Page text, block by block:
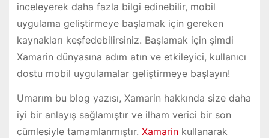
inceleyerek daha fazla bilgi edinebilir, mobil
uygulama geliştirmeye başlamak için gereken
kaynakları keşfedebilirsiniz. Başlamak için şimdi
Xamarin dünyasına adım atın ve etkileyici, kullanıcı
dostu mobil uygulamalar geliştirmeye başlayın!
Umarım bu blog yazısı, Xamarin hakkında size daha
iyi bir anlayış sağlamıştır ve ilham verici bir son
cümlesiyle tamamlanmıştır. Xamarin kullanarak